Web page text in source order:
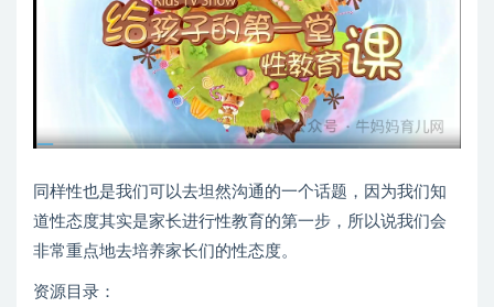
同样性也是我们可以去坦然沟通的一个话题，因为我们知
道性态度其实是家长进行性教育的第一步，所以说我们会
非常重点地去培养家长们的性态度。
资源目录：